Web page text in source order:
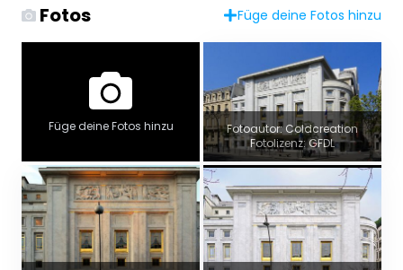
Fotos Füge deine Fotos hinzu
Füge deine Fotos hinzu
Fotoautor: Coldcreation
Fotolizenz: GFDL